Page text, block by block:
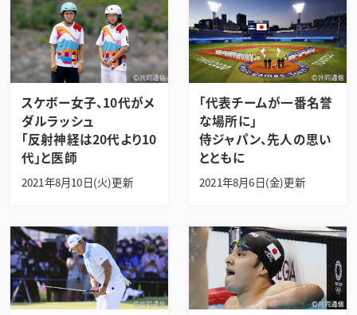
スケボー女子、10代がメ
ダルラッシュ
「反射神経は20代より10
代」と医師
2021年8月10日(火)更新
「代表チームが一番名誉
な場所に」
侍ジャパン、先人の思い
とともに
2021年8月6日(金)更新